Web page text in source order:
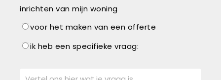
inrichten van mijn woning
voor het maken van een offerte
ik heb een specifieke vraag: